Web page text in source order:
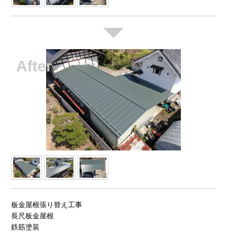
板金屋根張り替え工事
長尺板金屋根
鉄筋塗装